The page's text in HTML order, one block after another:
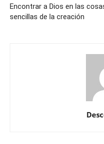
Encontrar a Dios en las
sencillas de la creación